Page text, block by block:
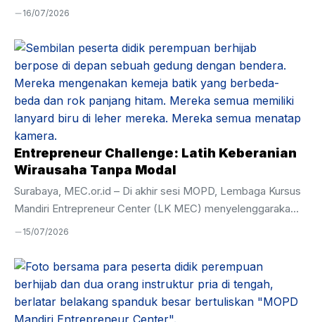
didik, tenaga pendidik, serta jajaran manajemen dengan
menjadi momentum penting untuk menanamkan nilai
kedisiplinan, tanggung jawab, serta kesiapan seluruh civitas
akademika dalam menjalankan proses pendidikan selama
satu tahun ke depan. Melalui kegiatan ini, peserta didik
diajak untuk memulai perjalanan belajar dengan komitmen
yang kuat demi meraih kompetensi dan karakter yang
unggul. Amanat Pembina Apel Pada kesempatan tersebut,
Ustadz Hamim ...
16/07/2026
Entrepreneur Challenge: Latih Keberanian
Wirausaha Tanpa Modal
Surabaya, MEC.or.id – Di akhir sesi MOPD, Lembaga Kursus
Mandiri Entrepreneur Center (LK MEC) menyelenggarakan
kegiatan Entrepreneur Challenge sebagai bagian dari
kewirausahaan bagi peserta didik baru. Kegiatan yang diikuti
oleh 44 peserta ini dirancang untuk memberikan
pengalaman langsung dalam mengenali kebutuhan pasar,
membangun komunikasi dengan calon mitra usaha, hingga
15/07/2026